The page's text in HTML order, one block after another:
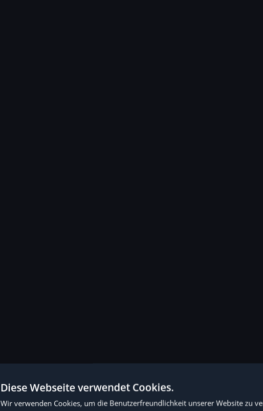
Diese Webseite verwendet Cookies.
Wir verwenden Cookies, um die Benutzerfreundlichkeit unserer Website zu